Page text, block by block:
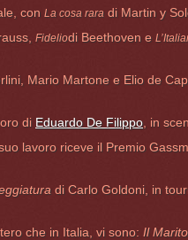
con La cosa rara di Martin y
Fideliodi Beethoven e
Mario Martone e Elio de
di Eduardo De Filippo , in
lavoro riceve il Premio
di Carlo Goldoni, in
che in Italia, vi sono: Il